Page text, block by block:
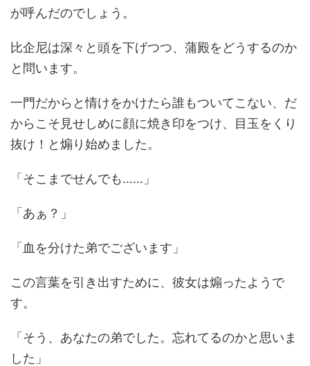
が呼んだのでしょう。
比企尼は深々と頭を下げつつ、蒲殿をどうするのか
と問います。
一門だからと情けをかけたら誰もついてこない、だ
からこそ見せしめに顔に焼き印をつけ、目玉をくり
抜け！と煽り始めました。
「そこまでせんでも……」
「あぁ？」
「血を分けた弟でございます」
この言葉を引き出すために、彼女は煽ったようで
す。
「そう、あなたの弟でした。忘れてるのかと思いま
した」